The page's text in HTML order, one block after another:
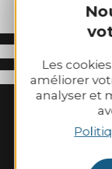
Les
améliorer
analyser et